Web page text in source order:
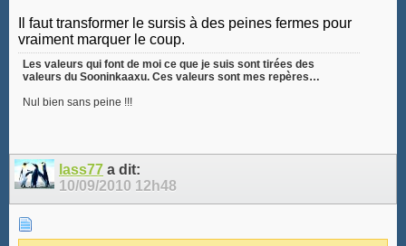
Il faut transformer le sursis à des peines fermes pour
vraiment marquer le coup.
Les valeurs qui font de moi ce que je suis sont tirées des
valeurs du Sooninkaaxu. Ces valeurs sont mes repères…
Nul bien sans peine !!!
lass77 a dit:
10/09/2010 12h48